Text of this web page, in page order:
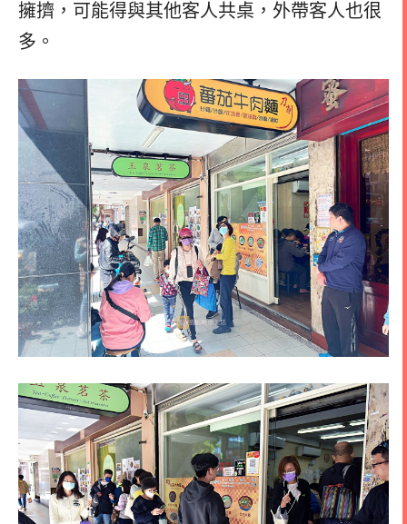
擁擠，可能得與其他客人共桌，外帶客人也很
多。